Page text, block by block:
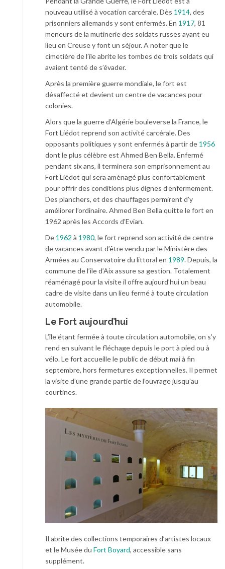
nouveau utilisé à vocation carcérale. Dès 1914, des
prisonniers allemands y sont enfermés. En 1917, 81
meneurs de la mutinerie des soldats russes ayant eu
lieu en Creuse y font un séjour. A noter que le
cimetière de l’île abrite les tombes de trois soldats qui
avaient tenté de s’évader.
Après la première guerre mondiale, le fort est
désaffecté et devient un centre de vacances pour
colonies.
Alors que la guerre d’Algérie bouleverse la France, le
Fort Liédot reprend son activité carcérale. Des
opposants politiques y sont enfermés à partir de 1956
dont le plus célèbre est Ahmed Ben Bella. Enfermé
pendant six ans, il terminera son emprisonnement au
Fort Liédot qui sera aménagé plus confortablement
pour offrir des conditions plus dignes d’enfermement.
Des planchers, et des chauffages permirent d’y
améliorer l’ordinaire. Ahmed Ben Bella quitte le fort en
1962 après les Accords d’Evian.
De 1962 à 1980, le fort reprend son activité de centre
de vacances avant d’être vendu par le Ministère des
Armées au Conservatoire du littoral en 1989. Depuis, la
commune de l’ile d’Aix assure sa gestion. Totalement
réaménagé pour la visite il offre aujourd’hui un beau
cadre de visite dans un lieu fermé à toute circulation
automobile.
Le Fort aujourd’hui
L’île étant fermée à toute circulation automobile, on s’y
rend en suivant le fléchage depuis le port à pied ou à
vélo. Le fort accueille le public de début mai à fin
septembre, hors fermetures exceptionnelles. Il permet
la visite d’une grande partie de l’ouvrage jusqu’au
courtines.
Il abrite des collections temporaires d’artistes locaux
et le Musée du Fort Boyard, accessible sans
supplément.